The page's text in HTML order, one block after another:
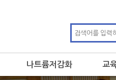
나트륨저감화 교